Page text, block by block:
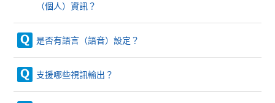
（個人）資訊？
是否有語言（語音）設定？
支援哪些視訊輸出？